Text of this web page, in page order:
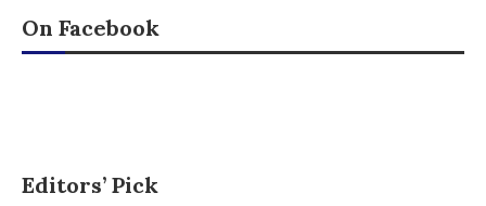
On Facebook
Editors’ Pick